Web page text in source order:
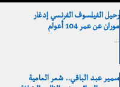
رحيل الفيلسوف الفرنسي إدغار
موران عن عمر 104 أعوام
…
سمير عبد الباقي.. شعر العامية